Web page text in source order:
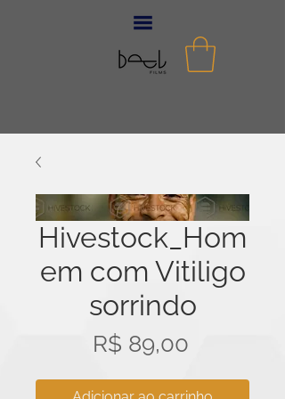
Hivestock_Hom
em com Vitiligo
sorrindo
R$ 89,00Preço